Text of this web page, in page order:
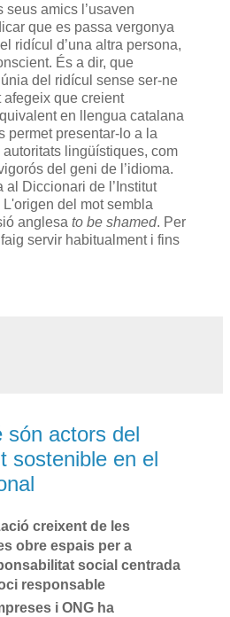
amics l’usaven
que es passa vergonya
ridícul d’una altra persona,
És a dir, que
del ridícul sense ser-ne
afegeix que creient
en llengua catalana
permet presentar-lo a la
lingüístiques, com
del geni de l’idioma.
al Diccionari de l’Institut
del mot sembla
anglesa to be shamed. Per
servir habitualment i fins
són actors del
sostenible en el
creixent de les
obre espais per a
social centrada
responsable
i ONG ha